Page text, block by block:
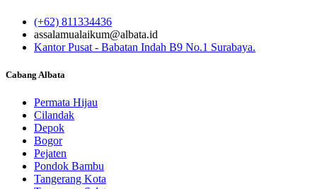
(+62) 811334436
assalamualaikum@albata.id
Kantor Pusat - Babatan Indah B9 No.1 Surabaya.
Cabang Albata
Permata Hijau
Cilandak
Depok
Bogor
Pejaten
Pondok Bambu
Tangerang Kota